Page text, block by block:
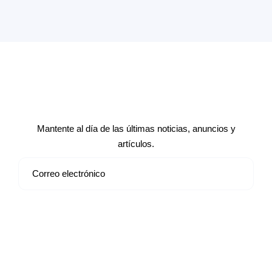
Mantente al día de las últimas noticias, anuncios y
artículos.